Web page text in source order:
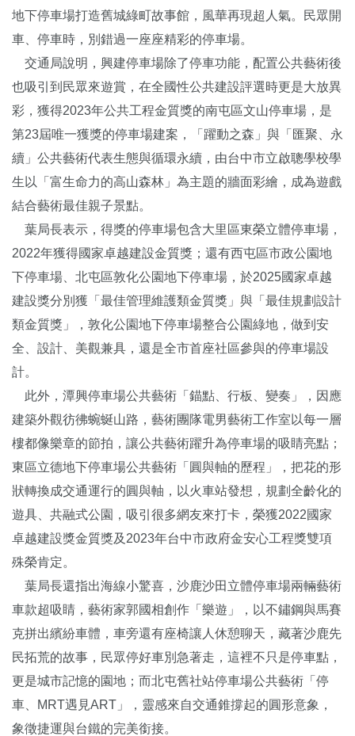
地下停車場打造舊城綠町故事館，風華再現超人氣。民眾開
車、停車時，別錯過一座座精彩的停車場。
交通局說明，興建停車場除了停車功能，配置公共藝術後
也吸引到民眾來遊賞，在全國性公共建設評選時更是大放異
彩，獲得2023年公共工程金質獎的南屯區文山停車場，是
第23屆唯一獲獎的停車場建案，「躍動之森」與「匯聚、永
續」公共藝術代表生態與循環永續，由台中市立啟聰學校學
生以「富生命力的高山森林」為主題的牆面彩繪，成為遊戲
結合藝術最佳親子景點。
葉局長表示，得獎的停車場包含大里區東榮立體停車場，
2022年獲得國家卓越建設金質獎；還有西屯區市政公園地
下停車場、北屯區敦化公園地下停車場，於2025國家卓越
建設獎分別獲「最佳管理維護類金質獎」與「最佳規劃設計
類金質獎」，敦化公園地下停車場整合公園綠地，做到安
全、設計、美觀兼具，還是全市首座社區參與的停車場設
計。
此外，潭興停車場公共藝術「錨點、行板、變奏」，因應
建築外觀彷彿蜿蜒山路，藝術團隊電男藝術工作室以每一層
樓都像樂章的節拍，讓公共藝術躍升為停車場的吸睛亮點；
東區立德地下停車場公共藝術「圓與軸的歷程」，把花的形
狀轉換成交通運行的圓與軸，以火車站發想，規劃全齡化的
遊具、共融式公園，吸引很多網友來打卡，榮獲2022國家
卓越建設獎金質獎及2023年台中市政府金安心工程獎雙項
殊榮肯定。
葉局長還指出海線小驚喜，沙鹿沙田立體停車場兩輛藝術
車款超吸睛，藝術家郭國相創作「樂遊」，以不鏽鋼與馬賽
克拼出繽紛車體，車旁還有座椅讓人休憩聊天，藏著沙鹿先
民拓荒的故事，民眾停好車別急著走，這裡不只是停車點，
更是城市記憶的園地；而北屯舊社站停車場公共藝術「停
車、MRT遇見ART」，靈感來自交通錐撐起的圓形意象，
象徵捷運與台鐵的完美銜接。